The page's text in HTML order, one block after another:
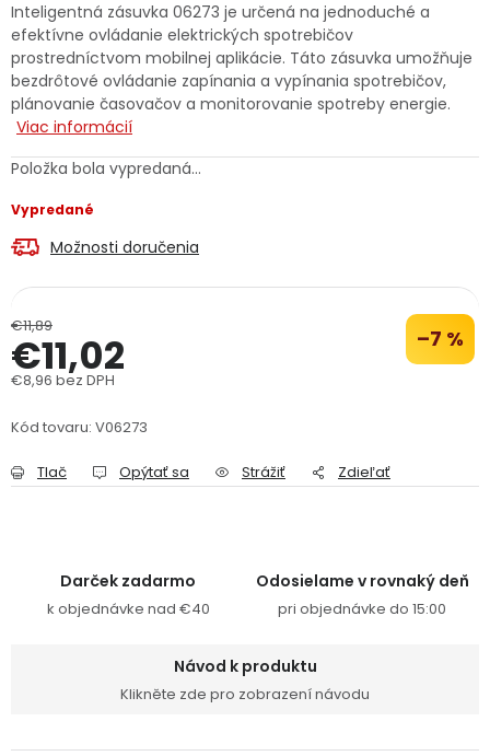
Doprava a platba Váš zákaznícky účet
Kontakty
PODPORA
Obchodné podmienky Reklamačný poriadok
Podmienky ochrany osobných údajov
Inteligentná zásuvka 06273 je určená na jednoduché a
efektívne ovládanie elektrických spotrebičov
prostredníctvom mobilnej aplikácie. Táto zásuvka umožňuje
bezdrôtové ovládanie zapínania a vypínania spotrebičov,
plánovanie časovačov a monitorovanie spotreby energie.
Viac informácií
Položka bola vypredaná…
Vypredané
Možnosti doručenia
€11,89 –7 %
€11,02
€8,96 bez DPH
Kód tovaru: V06273
Tlač Opýtať sa Strážiť Zdieľať
Darček zadarmo
k objednávke nad €40
Odosielame v rovnaký deň
pri objednávke do 15:00
Návod k produktu
Klikněte zde pro zobrazení návodu